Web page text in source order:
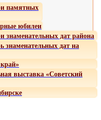
памятных
юбилеи
знаменательных дат района
знаменательных дат на
выставка «Советский